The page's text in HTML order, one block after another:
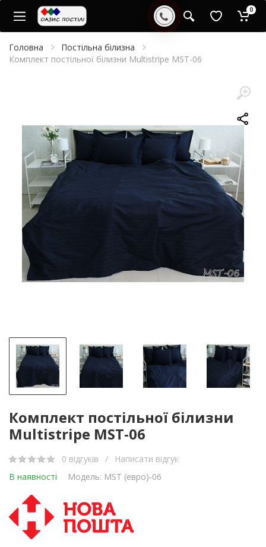
0
Головна
Постільна білизна
Комплект постільної білизни Multistripe MST-06
Комплект постільної білизни
Multistripe MST-06
0 відгуків /
Написати відгук
В наявності
Модель: MST (евро)-06